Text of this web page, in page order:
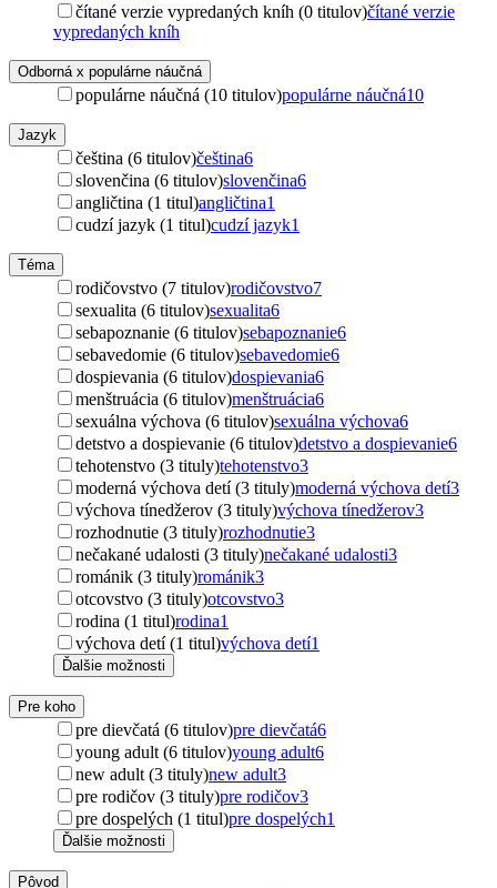
čítané verzie vypredaných kníh (0 titulov)čítané verzie
vypredaných kníh
Odborná x populárne náučná
populárne náučná (10 titulov)populárne náučná10
Jazyk
čeština (6 titulov)čeština6
slovenčina (6 titulov)slovenčina6
angličtina (1 titul)angličtina1
cudzí jazyk (1 titul)cudzí jazyk1
Téma
rodičovstvo (7 titulov)rodičovstvo7
sexualita (6 titulov)sexualita6
sebapoznanie (6 titulov)sebapoznanie6
sebavedomie (6 titulov)sebavedomie6
dospievania (6 titulov)dospievania6
menštruácia (6 titulov)menštruácia6
sexuálna výchova (6 titulov)sexuálna výchova6
detstvo a dospievanie (6 titulov)detstvo a dospievanie6
tehotenstvo (3 tituly)tehotenstvo3
moderná výchova detí (3 tituly)moderná výchova detí3
výchova tínedžerov (3 tituly)výchova tínedžerov3
rozhodnutie (3 tituly)rozhodnutie3
nečakané udalosti (3 tituly)nečakané udalosti3
románik (3 tituly)románik3
otcovstvo (3 tituly)otcovstvo3
rodina (1 titul)rodina1
výchova detí (1 titul)výchova detí1
Ďalšie možnosti
Pre koho
pre dievčatá (6 titulov)pre dievčatá6
young adult (6 titulov)young adult6
new adult (3 tituly)new adult3
pre rodičov (3 tituly)pre rodičov3
pre dospelých (1 titul)pre dospelých1
Ďalšie možnosti
Pôvod